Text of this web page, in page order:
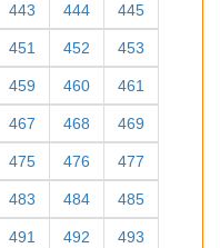
443 444 445
451 452 453
459 460 461
467 468 469
475 476 477
483 484 485
491 492 493